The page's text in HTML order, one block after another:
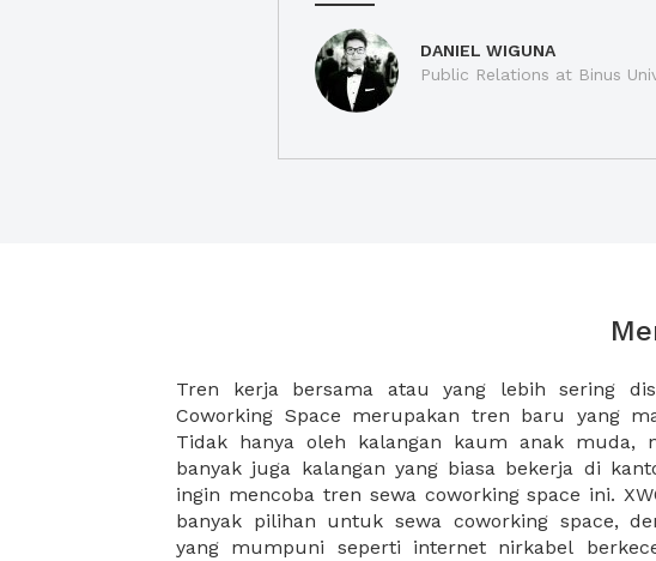
DANIEL WIGUNA
Public Relations at Binus
Tren kerja bersama atau yang lebih sering
Coworking Space merupakan tren baru yang
Tidak hanya oleh kalangan kaum anak muda,
banyak juga kalangan yang biasa bekerja di
ingin mencoba tren sewa coworking space ini.
banyak pilihan untuk sewa coworking space,
yang mumpuni seperti internet nirkabel
strategis, yang tersebar di berbagai kota di
membantu para wirausaha muda bekerja di
karena harga yang ditawarkan sangat
disesuaikan dengan budget masing-masing.
coworking space di XWORK akan
menemukan komunitas atau jaringan
membantu mengembangkan bisnis Anda